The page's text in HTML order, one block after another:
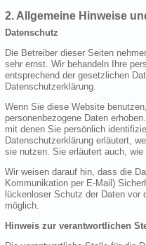
2. Allgemeine Hinweise
Datenschutz
Die Betreiber dieser Seiten
sehr ernst. Wir behandeln Ihre
entsprechend der gesetzlichen
Datenschutzerklärung.
Wenn Sie diese Website
personenbezogene Daten
mit denen Sie persönlich
Datenschutzerklärung erläutert,
sie nutzen. Sie erläutert auch,
Wir weisen darauf hin, dass die
Kommunikation per E-Mail)
lückenloser Schutz der Daten
möglich.
Hinweis zur verantwortlichen